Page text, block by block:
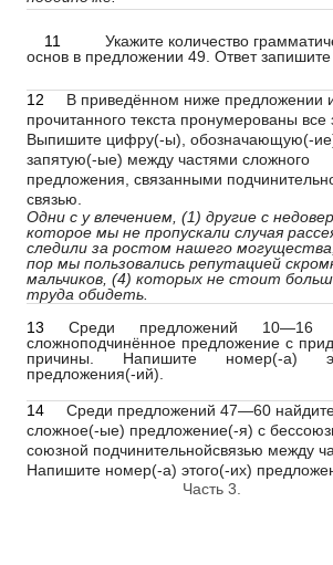
11 Укажите количество
основ в предложении 49. Ответ
12
В приведённом ниже предложении
прочитанного текста пронумерованы все
Выпишите цифру(-ы), обозначающую(-
запятую(-ые) между частями сложного
предложения, связанными
связью.
Одни с у влечением, (1) другие с
которое мы не пропускали случая
следили за ростом нашего
пор мы пользовались репутацией
мальчиков, (4) которых не стоит
труда обидеть.
13 Среди предложений 10—16
сложноподчинённое предложение с
причины. Напишите номер(-а)
предложения(-ий).
14 Среди предложений 47—60
сложное(-ые) предложение(-я) с
союзной подчинительнойсвязью между
Напишите номер(-а) этого(-их)
Часть 3.